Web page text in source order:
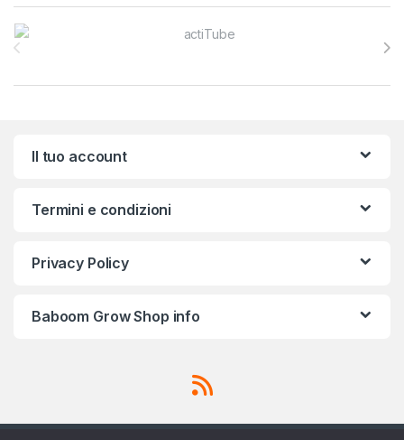
Brands Carousel
Il tuo account
Termini e condizioni
Privacy Policy
Baboom Grow Shop info